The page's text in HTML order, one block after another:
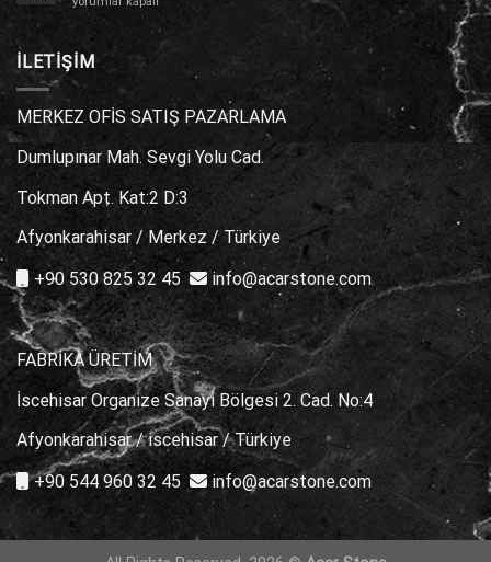
Nerelerde
Mermer
|
Seçimler
İLETİŞİM
MERKEZ OFİS SATIŞ PAZARLAMA
Dumlupınar Mah. Sevgi Yolu Cad.
Tokman Apt. Kat:2 D:3
Afyonkarahisar / Merkez / Türkiye
+90 530 825 32 45
info@acarstone.com
FABRİKA ÜRETİM
İscehisar Organize Sanayi Bölgesi 2. Cad. No:4
Afyonkarahisar / iscehisar / Türkiye
+90 544 960 32 45
info@acarstone.com